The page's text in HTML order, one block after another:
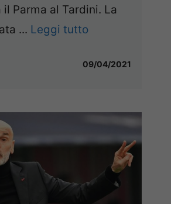
Parma al Tardini. La
... Leggi tutto
09/04/2021